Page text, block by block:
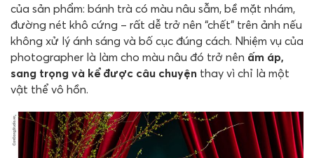
của sản phẩm: bánh trà có màu nâu sẫm, bề mặt nhám,
đường nét khô cứng – rất dễ trở nên “chết” trên ảnh nếu
không xử lý ánh sáng và bố cục đúng cách. Nhiệm vụ của
photographer là làm cho màu nâu đó trở nên ấm áp,
sang trọng và kể được câu chuyện thay vì chỉ là một
vật thể vô hồn.